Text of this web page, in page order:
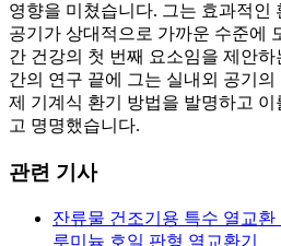
영향을 미쳤습니다. 그는 효과적인
공기가 상대적으로 가까운 수준에
간 건강의 첫 번째 요소임을 제안
간의 연구 끝에 그는 실내외 공기
제 기계식 환기 방법을 발명하고
고 명명했습니다.
관련 기사
잔류물 건조기용 특수 열교
루미늄 호일 판형 열교환기